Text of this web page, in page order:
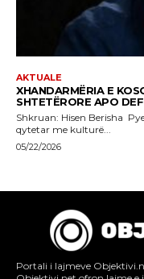
Portali i lajmeve